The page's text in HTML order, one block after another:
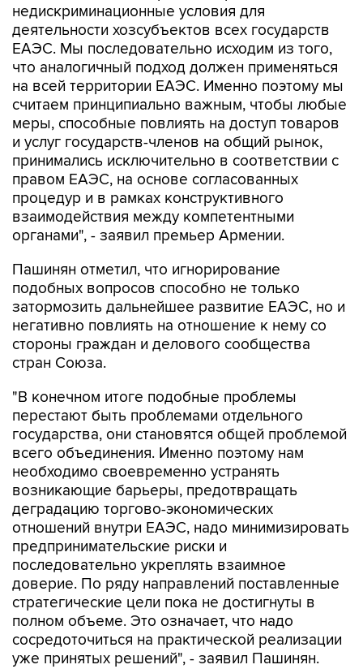
недискриминационные условия для
деятельности хозсубъектов всех государств
ЕАЭС. Мы последовательно исходим из того,
что аналогичный подход должен применяться
на всей территории ЕАЭС. Именно поэтому мы
считаем принципиально важным, чтобы любые
меры, способные повлиять на доступ товаров
и услуг государств-членов на общий рынок,
принимались исключительно в соответствии с
правом ЕАЭС, на основе согласованных
процедур и в рамках конструктивного
взаимодействия между компетентными
органами", - заявил премьер Армении.
Пашинян отметил, что игнорирование
подобных вопросов способно не только
затормозить дальнейшее развитие ЕАЭС, но и
негативно повлиять на отношение к нему со
стороны граждан и делового сообщества
стран Союза.
"В конечном итоге подобные проблемы
перестают быть проблемами отдельного
государства, они становятся общей проблемой
всего объединения. Именно поэтому нам
необходимо своевременно устранять
возникающие барьеры, предотвращать
деградацию торгово-экономических
отношений внутри ЕАЭС, надо минимизировать
предпринимательские риски и
последовательно укреплять взаимное
доверие. По ряду направлений поставленные
стратегические цели пока не достигнуты в
полном объеме. Это означает, что надо
сосредоточиться на практической реализации
уже принятых решений", - заявил Пашинян.